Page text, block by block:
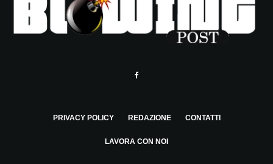
PRIVACY POLICY REDAZIONE CONTATTI
LAVORA CON NOI